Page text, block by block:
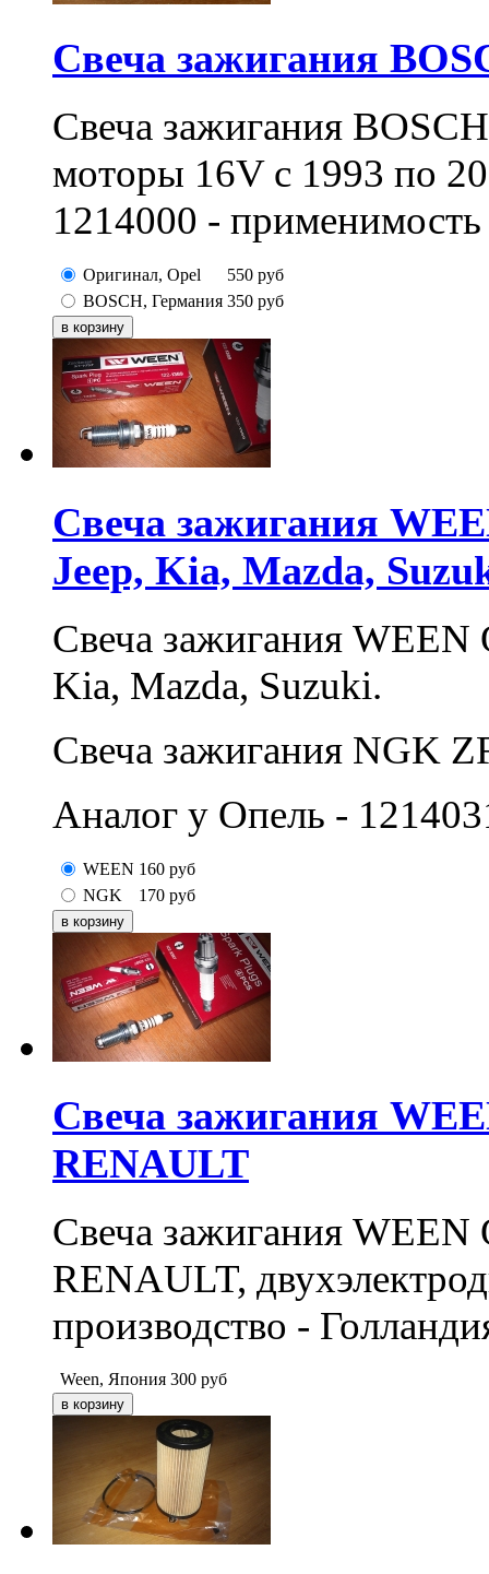
Свеча зажигания
Свеча зажигания
моторы 16V с 1993 по
1214000 - применимость
Оригинал, Opel 550 руб
BOSCH, Германия 350 руб
Свеча зажигания
Jeep, Kia, Mazda,
Свеча зажигания
Kia, Mazda, Suzuki.
Свеча зажигания NGK
Аналог у Опель -
WEEN 160 руб
NGK
170 руб
Свеча зажигания
RENAULT
Свеча зажигания
RENAULT,
производство -
Ween, Япония 300 руб